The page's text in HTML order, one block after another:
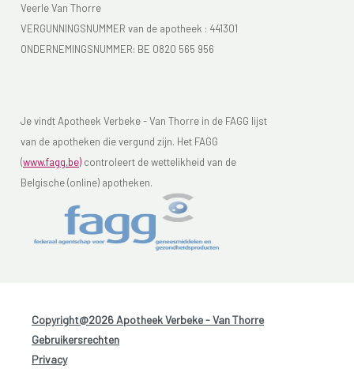
Veerle Van Thorre
VERGUNNINGSNUMMER van de apotheek : 441301
ONDERNEMINGSNUMMER: BE 0820 565 956
Je vindt Apotheek Verbeke - Van Thorre in de FAGG lijst
van de apotheken die vergund zijn. Het FAGG
(www.fagg.be) controleert de wettelikheid van de
Belgische (online) apotheken.
Copyright@2026 Apotheek Verbeke - Van Thorre
Gebruikersrechten
Privacy